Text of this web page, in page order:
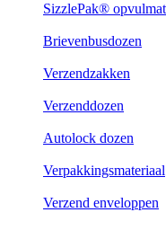
SizzlePak®
Brievenbusdozen
Verzendzakken
Verzenddozen
Autolock dozen
Verpakkingsmateriaal
Verzend enveloppen